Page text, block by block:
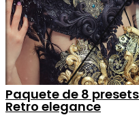
Paquete de 8
Retro elegance